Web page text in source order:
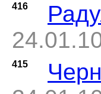
416
415